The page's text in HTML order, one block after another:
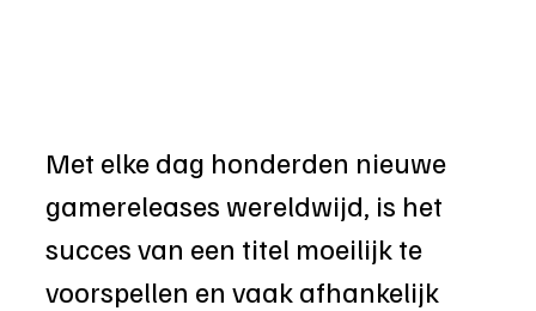
Met elke dag honderden nieuwe
gamereleases wereldwijd, is het
succes van een titel moeilijk te
voorspellen en vaak afhankelijk